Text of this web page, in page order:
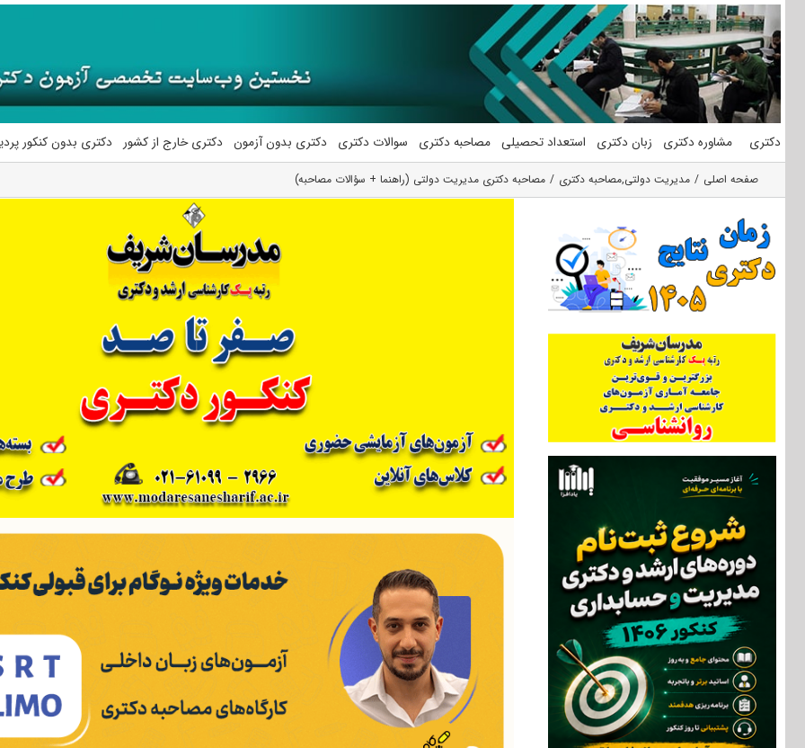
محتوا
دکتری مشاوره دکتری زبان دکتری استعداد تحصیلی مصاحبه دکتری سوالات دکتری دکتری بدون آزمون دکتری خارج از کشور دکتری بدون کنکور
صفحه اصلی مدیریت دولتی,مصاحبه دکتری مصاحبه دکتری مدیریت دولتی (راهنما + سؤالات مصاحبه)